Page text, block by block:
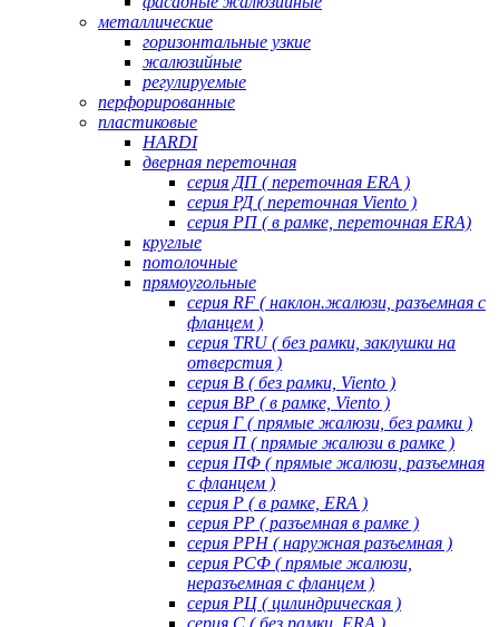
металлические
горизонтальные узкие
жалюзийные
регулируемые
перфорированные
пластиковые
HARDI
дверная переточная
серия ДП ( переточная ERA )
серия РД ( переточная Viento )
серия РП ( в рамке, переточная ERA)
круглые
потолочные
прямоугольные
серия RF ( наклон.жалюзи, разъемная с
фланцем )
серия TRU ( без рамки, заклушки на
отверстия )
серия В ( без рамки, Viento )
серия ВР ( в рамке, Viento )
серия Г ( прямые жалюзи, без рамки )
серия П ( прямые жалюзи в рамке )
серия ПФ ( прямые жалюзи, разъемная
с фланцем )
серия Р ( в рамке, ERA )
серия РР ( разъемная в рамке )
серия РРН ( наружная разъемная )
серия РСФ ( прямые жалюзи,
неразъемная с фланцем )
серия РЦ ( цилиндрическая )
серия С ( без рамки, ERA )